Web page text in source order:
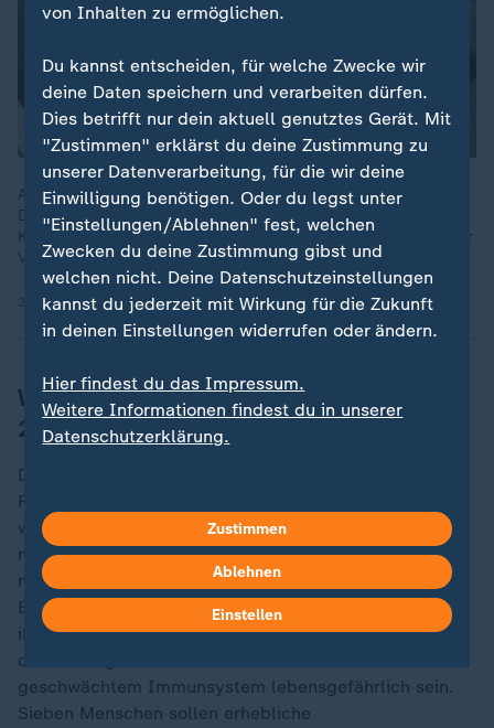
Auf der Jahreskonferenz zur Lebensmittelsicherheit in
Deutschland diskutierten Experten über Risiken der
Keimbildung beim Warmhalten von Speisen und Wege für mehr
Verbraucherschutz.
24.11.2025 | 1:42 min
Wegen Listerienkeimen: Betrieb bereits
2019 geschlossen
Die Firma Wilke in Twistetal (Landkreis Waldeck-
Frankenberg) war im Oktober 2019 geschlossen
worden, nachdem in ihrer Wurst Listerienkeime
nachgewiesen worden waren. 37 Menschen sollen
nach dem Verzehr der verunreinigten Produkte des
Betriebs eine Listeriose entwickelt haben. Bei elf von
ihnen soll die Infektion zumindest mitursächlich für
deren Tod gewesen sein. Die Keime können bei
geschwächtem Immunsystem lebensgefährlich sein.
Sieben Menschen sollen erhebliche
von Inhalten zu ermöglichen.
Du kannst entscheiden, für welche Zwecke wir
deine Daten speichern und verarbeiten dürfen.
Dies betrifft nur dein aktuell genutztes Gerät. Mit
"Zustimmen" erklärst du deine Zustimmung zu
unserer Datenverarbeitung, für die wir deine
Einwilligung benötigen. Oder du legst unter
"Einstellungen/Ablehnen" fest, welchen
Zwecken du deine Zustimmung gibst und
welchen nicht. Deine Datenschutzeinstellungen
kannst du jederzeit mit Wirkung für die Zukunft
in deinen Einstellungen widerrufen oder ändern.
Hier findest du das Impressum.
Weitere Informationen findest du in unserer
Datenschutzerklärung.
Zustimmen
Ablehnen
Einstellen